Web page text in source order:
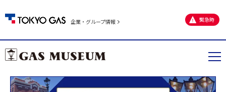
企業・グループ情報 緊急時